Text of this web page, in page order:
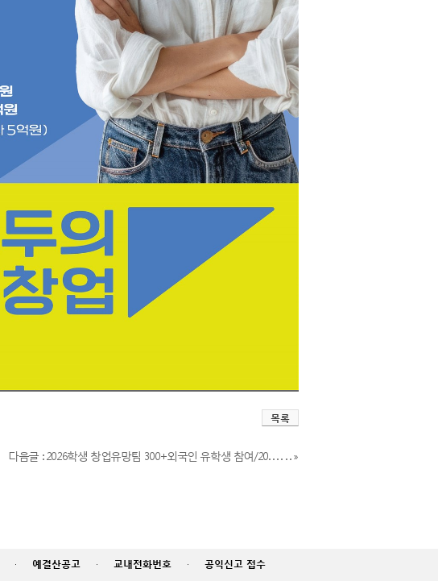
목록
다음글 : 2026학생 창업유망팀 300+외국인 유학생 참여/20. . . . . . »
· 예결산공고 · 교내전화번호 · 공익신고 접수